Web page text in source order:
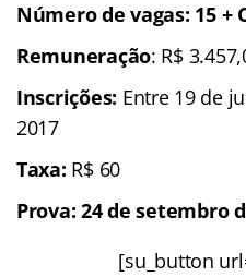
Número de vagas: 15 +
Remuneração: R$
Inscrições: Entre 19 de
2017
Taxa: R$ 60
Prova: 24 de setembro
[su_button